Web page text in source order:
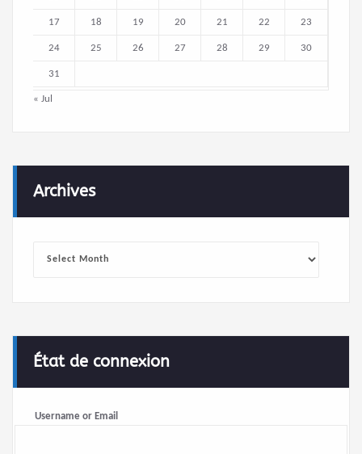
17 18 19 20 21 22 23
24 25 26 27 28 29 30
31
« Jul
Archives
État de connexion
Username or Email